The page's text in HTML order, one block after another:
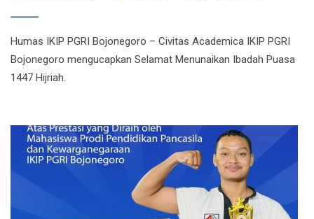
Humas IKIP PGRI Bojonegoro – Civitas Academica IKIP PGRI
Bojonegoro mengucapkan Selamat Menunaikan Ibadah Puasa
1447 Hijriah.